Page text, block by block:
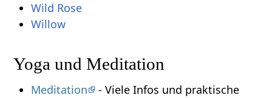
Wild Rose
Willow
Yoga und Meditation
Meditation - Viele Infos und praktische